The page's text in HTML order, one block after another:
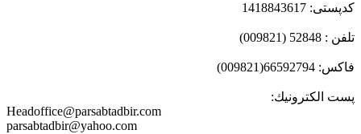
کدپستی: 1418843617
تلفن : 52848 (009821)
فاكس: 66592794(009821)
پست الكترونيك:
Headoffice@parsabtadbir.com
parsabtadbir@yahoo.com